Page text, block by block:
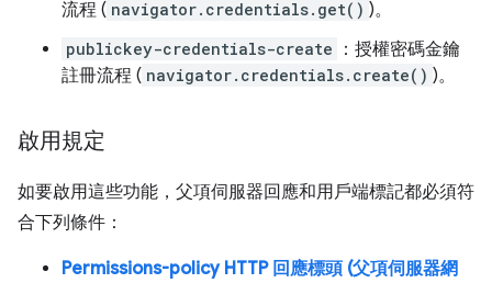
流程 ( navigator.credentials.get() )。
publickey-credentials-create
：授權密碼金鑰
註冊流程 ( navigator.credentials.create() )。
啟用規定
如要啟用這些功能，父項伺服器回應和用戶端標記都必須符
合下列條件：
Permissions-policy HTTP 回應標頭 (父項伺服器網